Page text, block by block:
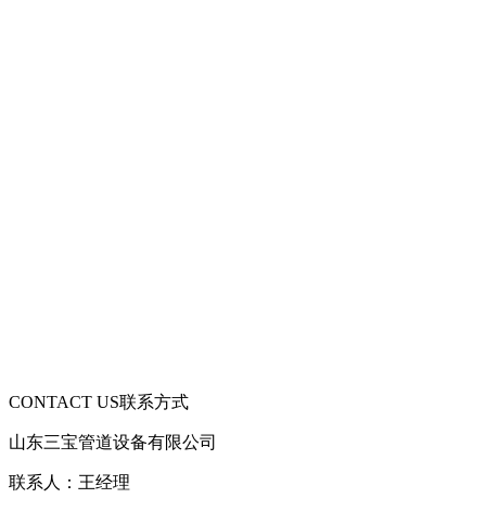
CONTACT US联系方式
山东三宝管道设备有限公司
联系人：王经理